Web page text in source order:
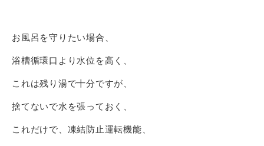
お風呂を守りたい場合、
浴槽循環口より水位を高く、
これは残り湯で十分ですが、
捨てないで水を張っておく、
これだけで、凍結防止運転機能、